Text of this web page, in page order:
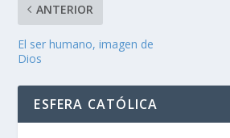
ANTERIOR
El ser humano, imagen de
Dios
ESFERA CATÓLICA